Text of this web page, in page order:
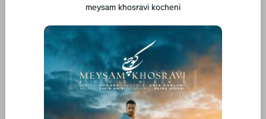
meysam khosravi kocheni